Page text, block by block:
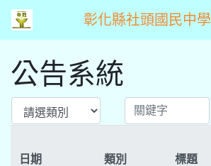
彰化縣社頭國民中學
公告系統
日期 類別 標題